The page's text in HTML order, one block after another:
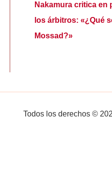
Nakamura critica en
los árbitros: «¿Qué
Mossad?»
Todos los derechos ©